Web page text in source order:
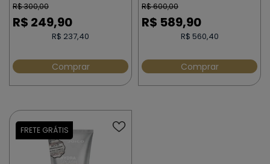
R$300,00
R$ 249,90
R$ 237,40
Comprar
R$600,00
R$ 589,90
R$ 560,40
Comprar